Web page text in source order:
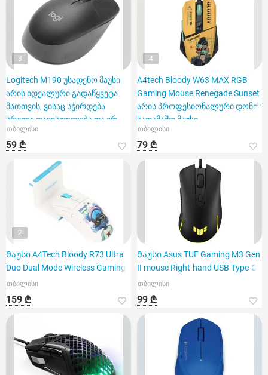
3
Logitech M190 უსადენო მაუსი
არის იდეალური გადაწყვეტა
მათთვის, ვისაც სჭირდება
სრული თავისუფლება და ერ
თბილისი
59 ₾
4
A4tech Bloody W63 MAX RGB
Gaming Mouse Renegade Sunset
არის პროფესიონალური დონის
სათამაშო მაუსი
თბილისი
79 ₾
2
Მაუსი A4Tech Bloody R73 Ultra
Duo Dual Mode Wireless Gaming
თბილისი
159 ₾
Მაუსი Asus TUF Gaming M3 Gen
II mouse Right-hand USB Type-C
თბილისი
99 ₾